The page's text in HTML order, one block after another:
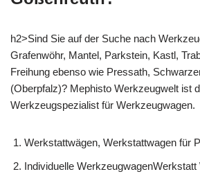
h2>Sind Sie auf der Suche nach
Grafenwöhr, Mantel, Parkstein, Kastl,
Freihung ebenso wie Pressath,
(Oberpfalz)? Mephisto Werkzeugwelt ist
Werkzeugspezialist für Werkzeugwagen.
Werkstattwägen, Werkstattwagen für
Individuelle